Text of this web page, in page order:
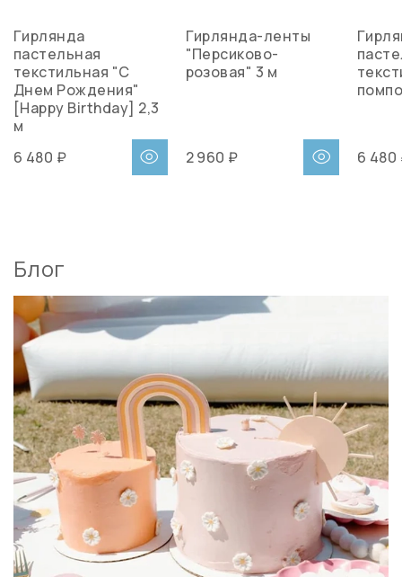
Гирлянда
пастельная
текстильная "С
Днем Рождения"
[Happy Birthday] 2,3
м
6 480 ₽
Гирлянда-ленты
"Персиково-
розовая" 3 м
2 960 ₽ 6 480
Блог